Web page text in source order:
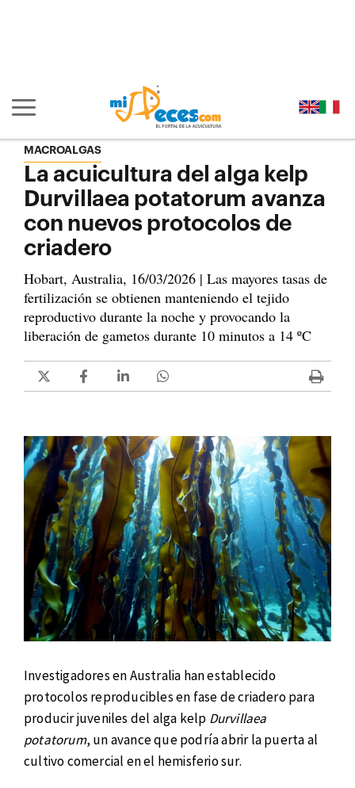
Mostrar/ocultar navegación principal
MACROALGAS
La acuicultura del alga kelp
Durvillaea potatorum avanza
con nuevos protocolos de
criadero
Hobart, Australia, 16/03/2026 | Las mayores tasas de
fertilización se obtienen manteniendo el tejido
reproductivo durante la noche y provocando la
liberación de gametos durante 10 minutos a 14 ºC
Investigadores en Australia han establecido
protocolos reproducibles en fase de criadero para
producir juveniles del alga kelp Durvillaea
potatorum, un avance que podría abrir la puerta al
cultivo comercial en el hemisferio sur.